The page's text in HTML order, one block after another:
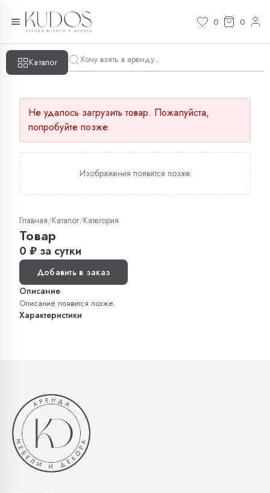
0 0
Каталог
Не удалось загрузить товар. Пожалуйста,
попробуйте позже.
Изображения появятся позже
Главная/Каталог/Категория
Товар
0 ₽ за сутки
Добавить в заказ
Описание
Описание появится позже.
Характеристики